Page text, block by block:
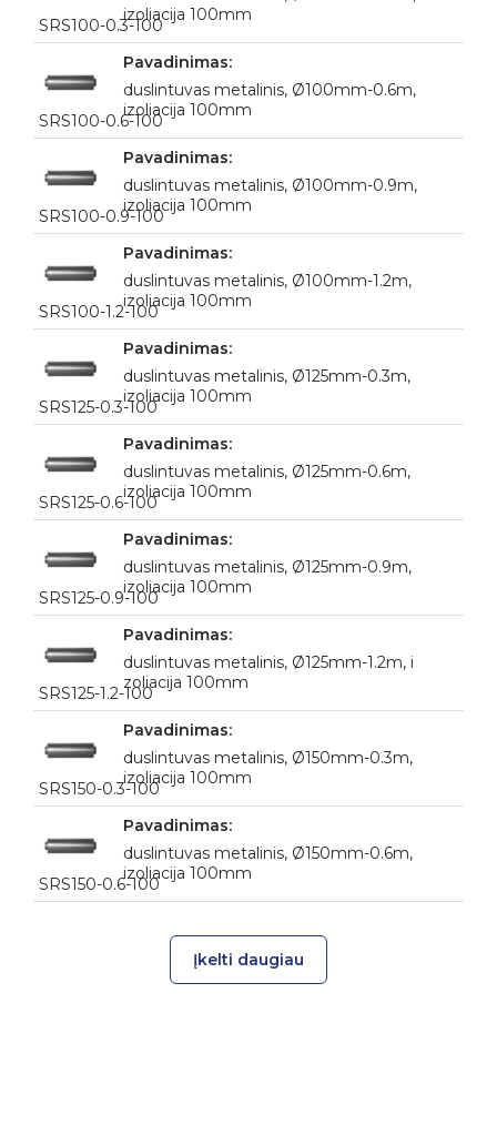
SRS100-0.3-100
izoliacija 100mm
SRS100-0.6-100
duslintuvas metalinis, Ø100mm-0.6m,
izoliacija 100mm
SRS100-0.9-100
duslintuvas metalinis, Ø100mm-0.9m,
izoliacija 100mm
SRS100-1.2-100
duslintuvas metalinis, Ø100mm-1.2m,
izoliacija 100mm
SRS125-0.3-100
duslintuvas metalinis, Ø125mm-0.3m,
izoliacija 100mm
SRS125-0.6-100
duslintuvas metalinis, Ø125mm-0.6m,
izoliacija 100mm
SRS125-0.9-100
duslintuvas metalinis, Ø125mm-0.9m,
izoliacija 100mm
SRS125-1.2-100
duslintuvas metalinis, Ø125mm-1.2m, i
zoliacija 100mm
SRS150-0.3-100
duslintuvas metalinis, Ø150mm-0.3m,
izoliacija 100mm
SRS150-0.6-100
duslintuvas metalinis, Ø150mm-0.6m,
izoliacija 100mm
Įkelti daugiau